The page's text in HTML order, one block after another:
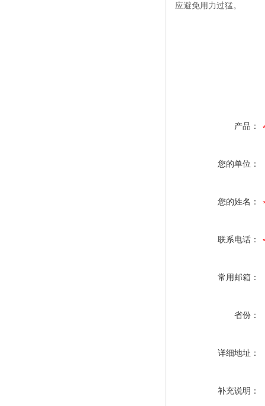
应避免用力过猛。
产品：
您的单位：
您的姓名：
联系电话：
常用邮箱：
省份：
详细地址：
补充说明：